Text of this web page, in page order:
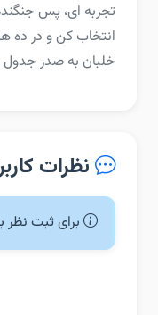
تجربه ای، پس
انتخاب کن و در ده
خلبان به صدر جدول
نظرات
برای ثبت نظر